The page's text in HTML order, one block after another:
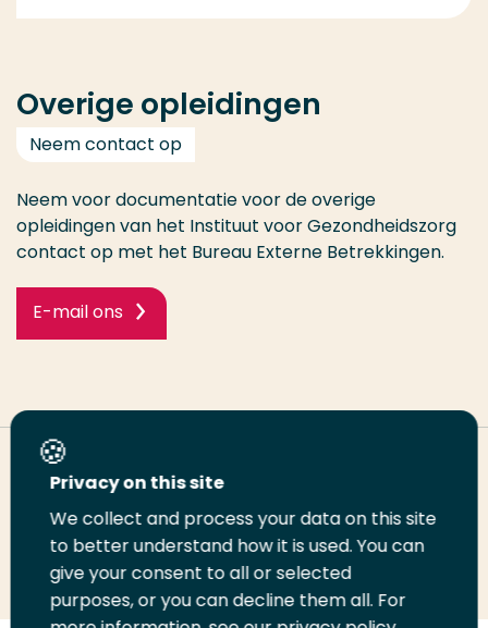
Overige opleidingen
Neem contact op
Neem voor documentatie voor de overige
opleidingen van het Instituut voor Gezondheidszorg
contact op met het Bureau Externe Betrekkingen.
E-mail ons
Deel deze pagina
DeelDeel
op
Deel
op
Email
deze
Print
deze
Privacy on this site
We collect and process your data on this site
to better understand how it is used. You can
give your consent to all or selected
purposes, or you can decline them all. For